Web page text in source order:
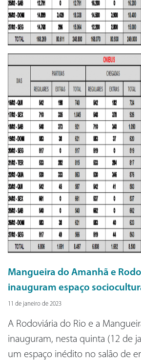
Mangueira do Amanhã e
inauguram espaço
11 de janeiro de 2023
A Rodoviária do Rio e a
inauguram, nesta quinta (12 de
um espaço inédito no salão de